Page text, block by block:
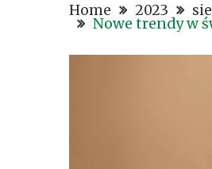
Home 2023
Nowe trendy w